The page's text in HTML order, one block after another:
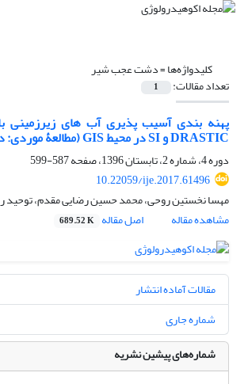
کلیدواژه‌ها =دشت عجب‏ شیر
تعداد مقالات: 1
پهنه‏ بندی آسیب ‏پذیری آب‏ های زیرزمینی
DRASTIC و SI در محیط GIS (مطالعۀ موردی: دشت عجب‏ شیر)
دوره 4، شماره 2، تابستان 1396، صفحه
587-599
10.22059/ije.2017.61496
مهسا نخستین روحی، محمد حسین رضایی مقدم، توحید
مشاهده مقاله
اصل مقاله 689.52 K
مقالات آماده انتشار
شماره جاری
شماره‌های پیشین نشریه